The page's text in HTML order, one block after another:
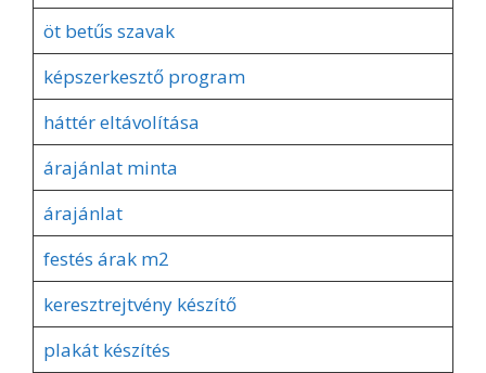
öt betűs szavak
képszerkesztő program
háttér eltávolítása
árajánlat minta
árajánlat
festés árak m2
keresztrejtvény készítő
plakát készítés